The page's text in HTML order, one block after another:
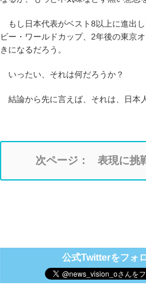
もし日本代表がベスト8以上に進出
ビー・ワールドカップ、2年後の東京
きになるだろう。
いったい、それは何だろうか？
結論から先に言えば、それは、日本
次ページ： 表現に挑
公式Twitterをフォ